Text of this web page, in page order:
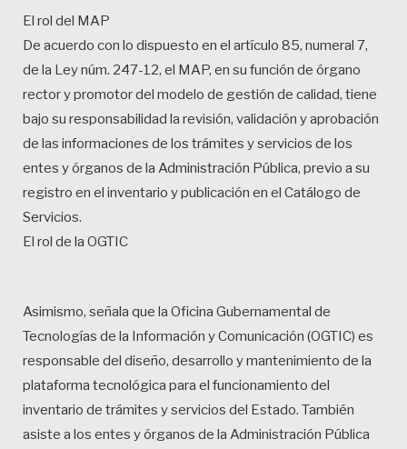
El rol del MAP
De acuerdo con lo dispuesto en el artículo 85, numeral 7,
de la Ley núm. 247-12, el MAP, en su función de órgano
rector y promotor del modelo de gestión de calidad, tiene
bajo su responsabilidad la revisión, validación y aprobación
de las informaciones de los trámites y servicios de los
entes y órganos de la Administración Pública, previo a su
registro en el inventario y publicación en el Catálogo de
Servicios.
El rol de la OGTIC
Asimismo, señala que la Oficina Gubernamental de
Tecnologías de la Información y Comunicación (OGTIC) es
responsable del diseño, desarrollo y mantenimiento de la
plataforma tecnológica para el funcionamiento del
inventario de trámites y servicios del Estado. También
asiste a los entes y órganos de la Administración Pública